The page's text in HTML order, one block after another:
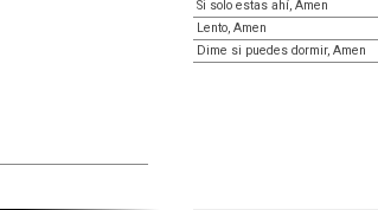
Si solo estas ahí, Amen
Lento, Amen
Dime si puedes dormir, Amen